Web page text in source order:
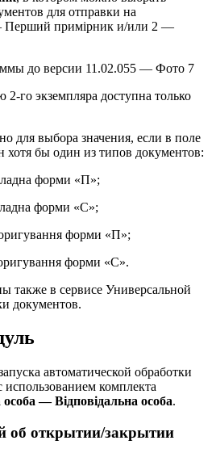
для отправки на
примірник и/или 2 —
го экземпляра доступна только
для выбора значения, если в поле
хотя бы один из типов документов:
форми «П»;
форми «С»;
форми «П»;
форми «С».
также в сервисе Универсальной
документов.
автоматической обработки
комплекта
особа — Відповідальна особа.
об открытии/закрытии